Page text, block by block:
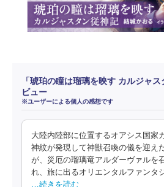
「琥珀の瞳は瑠璃を映す カルジャ
ビュー
※ユーザーによる個人の感想です
大陸内陸部に位置するオアシス国家
神紋が発現して神獣召喚の儀を迎え
が、災厄の瑠璃竜アルダーヴァルを
れ、旅に出るオリエンタルファンタ
…続きを読む